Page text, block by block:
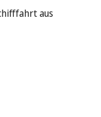
aus